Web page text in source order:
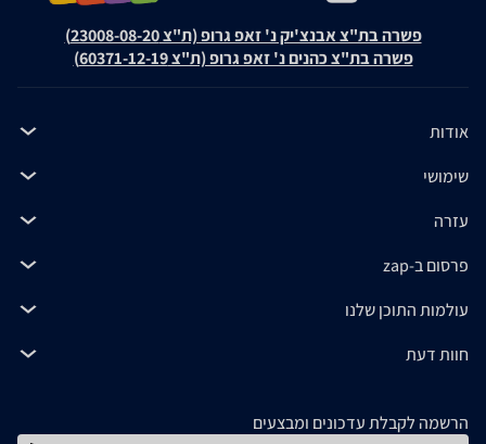
פשרה בת"צ אבנצ'יק נ' זאפ גרופ (ת"צ 23008-08-20)
פשרה בת"צ כהנים נ' זאפ גרופ (ת"צ 60371-12-19)
אודות
שימושי
עזרה
פרסום ב-zap
עולמות התוכן שלנו
חוות דעת
הרשמה לקבלת עדכונים ומבצעים